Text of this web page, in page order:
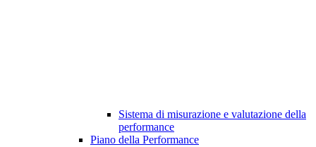
Sistema di misurazione e valutazione della
performance
Piano della Performance